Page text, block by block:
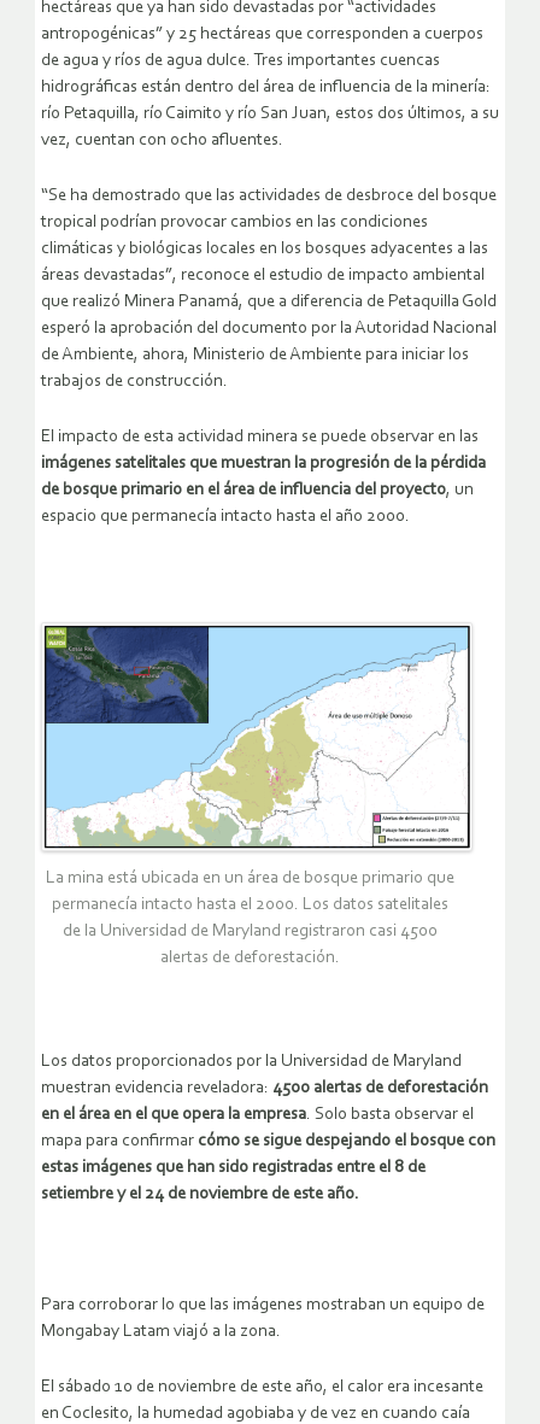
hectáreas que ya han sido devastadas por “actividades
antropogénicas” y 25 hectáreas que corresponden a cuerpos
de agua y ríos de agua dulce. Tres importantes cuencas
hidrográficas están dentro del área de influencia de la minería:
río Petaquilla, río Caimito y río San Juan, estos dos últimos, a su
vez, cuentan con ocho afluentes.
“Se ha demostrado que las actividades de desbroce del bosque
tropical podrían provocar cambios en las condiciones
climáticas y biológicas locales en los bosques adyacentes a las
áreas devastadas”, reconoce el estudio de impacto ambiental
que realizó Minera Panamá, que a diferencia de Petaquilla Gold
esperó la aprobación del documento por la Autoridad Nacional
de Ambiente, ahora, Ministerio de Ambiente para iniciar los
trabajos de construcción.
El impacto de esta actividad minera se puede observar en las
imágenes satelitales que muestran la progresión de la pérdida
de bosque primario en el área de influencia del proyecto, un
espacio que permanecía intacto hasta el año 2000.
La mina está ubicada en un área de bosque primario que
permanecía intacto hasta el 2000. Los datos satelitales
de la Universidad de Maryland registraron casi 4500
alertas de deforestación.
Los datos proporcionados por la Universidad de Maryland
muestran evidencia reveladora: 4500 alertas de deforestación
en el área en el que opera la empresa. Solo basta observar el
mapa para confirmar cómo se sigue despejando el bosque con
estas imágenes que han sido registradas entre el 8 de
setiembre y el 24 de noviembre de este año.
Para corroborar lo que las imágenes mostraban un equipo de
Mongabay Latam viajó a la zona.
El sábado 10 de noviembre de este año, el calor era incesante
en Coclesito, la humedad agobiaba y de vez en cuando caía